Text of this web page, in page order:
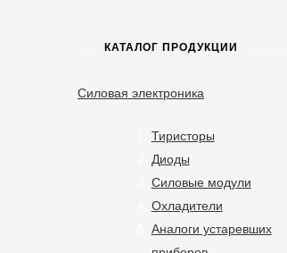
КАТАЛОГ ПРОДУКЦИИ
Силовая электроника
Тиристоры
Диоды
Силовые модули
Охладители
Аналоги устаревших